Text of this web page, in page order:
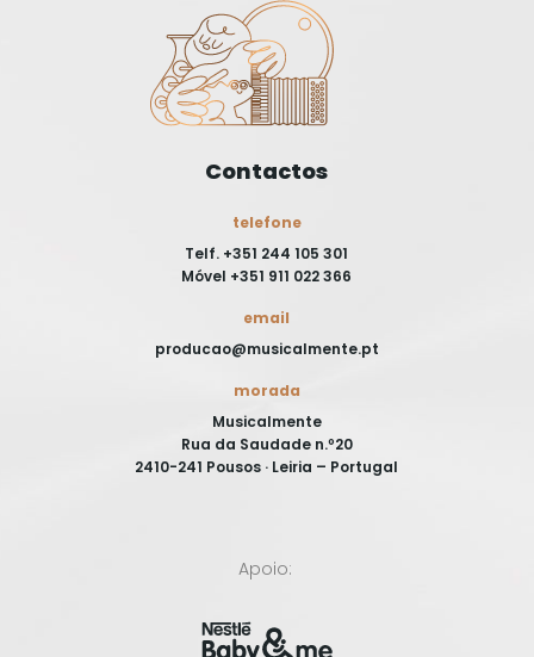
Contactos
telefone
Telf. +351 244 105 301
Móvel +351 911 022 366
email
producao@musicalmente.pt
morada
Musicalmente
Rua da Saudade n.º20
2410-241 Pousos · Leiria – Portugal
Apoio: